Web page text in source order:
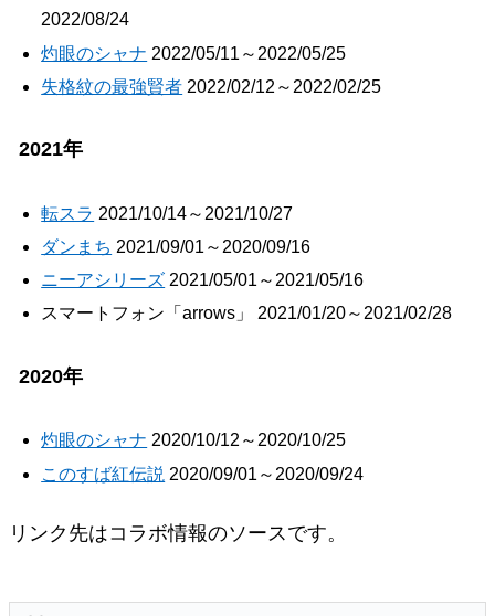
2022/08/24
灼眼のシャナ 2022/05/11～2022/05/25
失格紋の最強賢者 2022/02/12～2022/02/25
2021年
転スラ 2021/10/14～2021/10/27
ダンまち 2021/09/01～2020/09/16
ニーアシリーズ 2021/05/01～2021/05/16
スマートフォン「arrows」 2021/01/20～2021/02/28
2020年
灼眼のシャナ 2020/10/12～2020/10/25
このすば紅伝説 2020/09/01～2020/09/24
リンク先はコラボ情報のソースです。